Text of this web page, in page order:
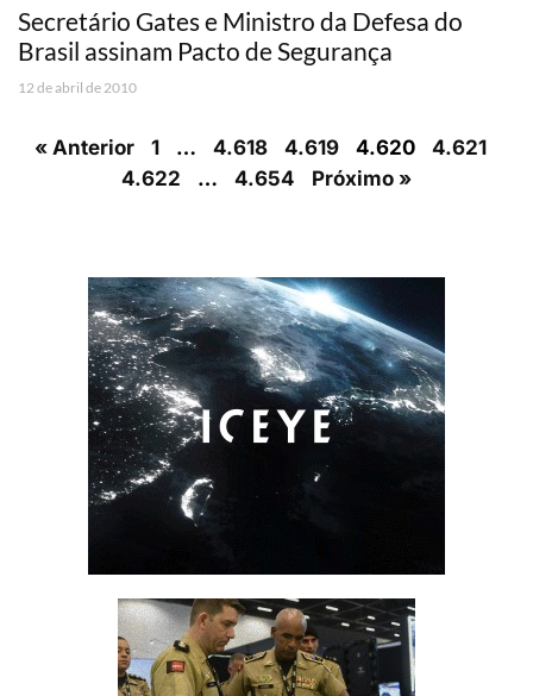
Secretário Gates e Ministro da Defesa do
Brasil assinam Pacto de Segurança
12 de abril de 2010
« Anterior 1 … 4.618 4.619 4.620
4.621
4.622
… 4.654 Próximo »